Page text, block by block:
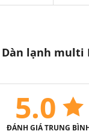
Dàn lạnh multi
5.0
ĐÁNH GIÁ TRUNG